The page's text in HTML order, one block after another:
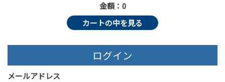
金額：0
カートの中を見る
ログイン
メールアドレス